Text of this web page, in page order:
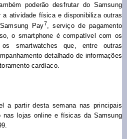
poderão desfrutar do Samsung
a atividade física e disponibiliza outras
Pay7, serviço de pagamento
o smartphone é compatível com os
smartwatches que, entre outras
detalhado de informações
cardíaco.
a partir desta semana nas principais
lojas online e físicas da Samsung